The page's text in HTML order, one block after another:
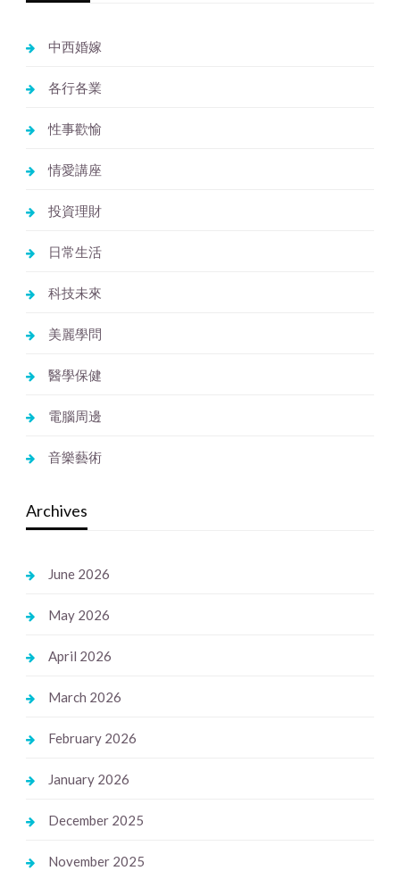
中西婚嫁
各行各業
性事歡愉
情愛講座
投資理財
日常生活
科技未來
美麗學問
醫學保健
電腦周邊
音樂藝術
Archives
June 2026
May 2026
April 2026
March 2026
February 2026
January 2026
December 2025
November 2025